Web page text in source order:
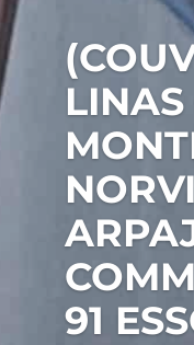
LINAS
91